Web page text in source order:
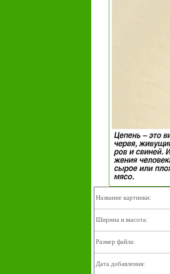
Название картинки:
Ширина и высота:
Размер файла:
Дата добавления: